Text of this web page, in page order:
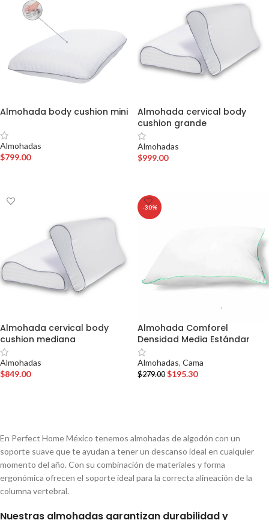
Almohada body cushion mini
Almohadas
$799.00
Almohada cervical body
cushion grande
Almohadas
$999.00
Almohada cervical body
cushion mediana
Almohadas
$849.00
-30%
Almohada Comforel
Densidad Media Estándar
Almohadas, Cama
$279.00 $195.30
En Perfect Home México tenemos almohadas de algodón con un
soporte suave que te ayudan a tener un descanso ideal en cualquier
momento del año. Con su combinación de materiales y forma
ergonómica ofrecen el soporte ideal para la correcta alineación de la
columna vertebral.
Nuestras almohadas garantizan durabilidad y